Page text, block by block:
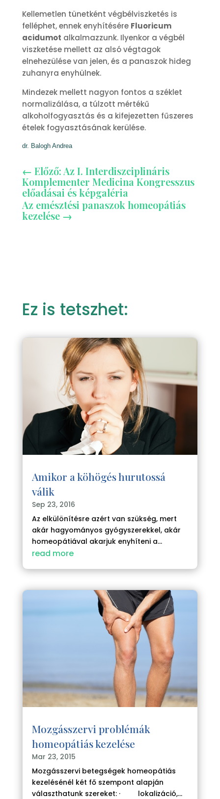
Kellemetlen tünetként végbélviszketés is
felléphet, ennek enyhítésére Fluoricum
acidumot alkalmazzunk. Ilyenkor a végbél
viszketése mellett az alsó végtagok
elnehezülése van jelen, és a panaszok hideg
zuhanyra enyhülnek.
Mindezek mellett nagyon fontos a széklet
normalizálása, a túlzott mértékű
alkoholfogyasztás és a kifejezetten fűszeres
ételek fogyasztásának kerülése.
dr. Balogh Andrea
← Előző: Az I. Interdiszciplináris
Komplementer Medicina Kongresszus
előadásai és képgaléria
Az emésztési panaszok homeopátiás
kezelése→
Ez is tetszhet:
Amikor a köhögés hurutossá
válik
Sep 23, 2016
Az elkülönítésre azért van szükség, mert
akár hagyományos gyógyszerekkel, akár
homeopátiával akarjuk enyhíteni a...
read more
Mozgásszervi problémák
homeopátiás kezelése
Mar 23, 2015
Mozgásszervi betegségek homeopátiás
kezelésénél két fő szempont alapján
választhatunk szereket: · lokalizáció,...